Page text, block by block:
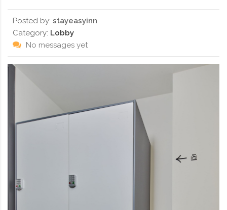
Posted by: stayeasyinn
Category: Lobby
No messages yet